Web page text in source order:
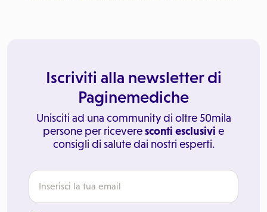
Iscriviti alla newsletter di
Paginemediche
Unisciti ad una community di oltre 50mila
persone per riceveresconti esclusivi e
consigli di salute dai nostri esperti.